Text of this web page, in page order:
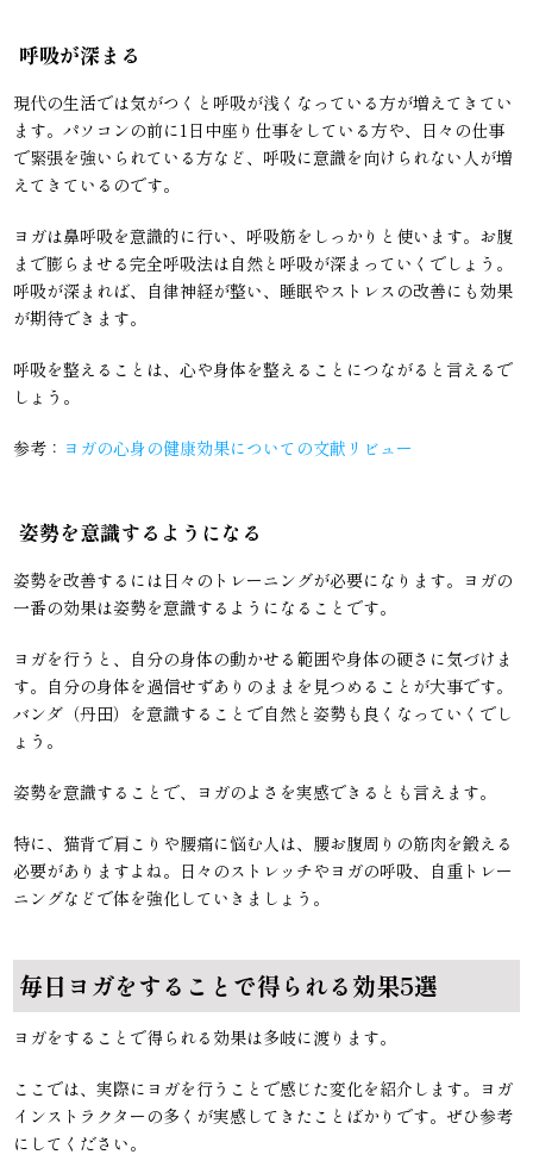
呼吸が深まる
現代の生活では気がつくと呼吸が浅くなっている方が増えてきてい
ます。パソコンの前に1日中座り仕事をしている方や、日々の仕事
で緊張を強いられている方など、呼吸に意識を向けられない人が増
えてきているのです。
ヨガは鼻呼吸を意識的に行い、呼吸筋をしっかりと使います。お腹
まで膨らませる完全呼吸法は自然と呼吸が深まっていくでしょう。
呼吸が深まれば、自律神経が整い、睡眠やストレスの改善にも効果
が期待できます。
呼吸を整えることは、心や身体を整えることにつながると言えるで
しょう。
参考： ヨガの心身の健康効果についての文献リビュー
姿勢を意識するようになる
姿勢を改善するには日々のトレーニングが必要になります。ヨガの
一番の効果は姿勢を意識するようになることです。
ヨガを行うと、自分の身体の動かせる範囲や身体の硬さに気づけま
す。自分の身体を過信せずありのままを見つめることが大事です。
バンダ（丹田）を意識することで自然と姿勢も良くなっていくでし
ょう。
姿勢を意識することで、ヨガのよさを実感できるとも言えます。
特に、猫背で肩こりや腰痛に悩む人は、腰お腹周りの筋肉を鍛える
必要がありますよね。日々のストレッチやヨガの呼吸、自重トレー
ニングなどで体を強化していきましょう。
毎日ヨガをすることで得られる効果5選
ヨガをすることで得られる効果は多岐に渡ります。
ここでは、実際にヨガを行うことで感じた変化を紹介します。ヨガ
インストラクターの多くが実感してきたことばかりです。ぜひ参考
にしてください。